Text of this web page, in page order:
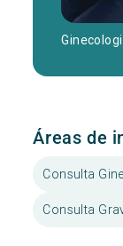
Áreas de
Consulta
Consulta